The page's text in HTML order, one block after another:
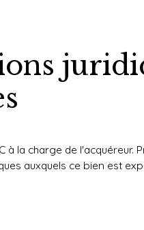
à la charge de l'acquéreur.
auxquels ce bien est